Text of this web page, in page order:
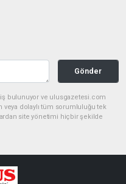
Gönder
bulunuyor ve ulusgazetesi.com
veya dolaylı tüm sorumluluğu tek
site yönetimi hiçbir şekilde